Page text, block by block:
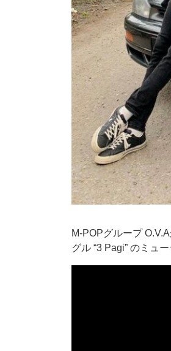
M-POPグループ
グル “3 Pagi” のミュ